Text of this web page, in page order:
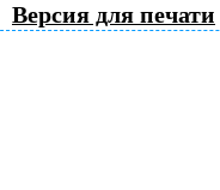
Версия для печати